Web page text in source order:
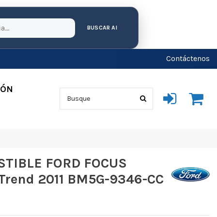
BUSCAR AI
Contáctenos
FORD FOCUS
2011 BM5G-9346-CC